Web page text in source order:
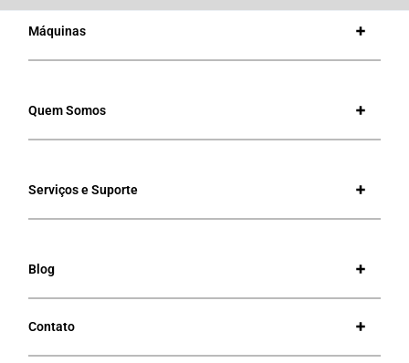
Máquinas
Quem Somos
Serviços e Suporte
Blog
Contato